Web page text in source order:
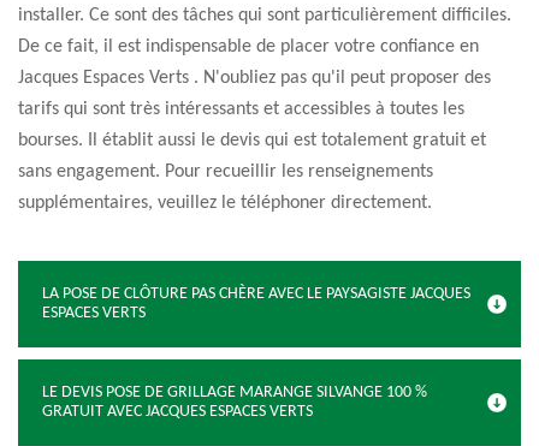
installer. Ce sont des tâches qui sont particulièrement difficiles.
De ce fait, il est indispensable de placer votre confiance en
Jacques Espaces Verts . N'oubliez pas qu'il peut proposer des
tarifs qui sont très intéressants et accessibles à toutes les
bourses. Il établit aussi le devis qui est totalement gratuit et
sans engagement. Pour recueillir les renseignements
supplémentaires, veuillez le téléphoner directement.
LA POSE DE CLÔTURE PAS CHÈRE AVEC LE PAYSAGISTE JACQUES
ESPACES VERTS
LE DEVIS POSE DE GRILLAGE MARANGE SILVANGE 100 %
GRATUIT AVEC JACQUES ESPACES VERTS